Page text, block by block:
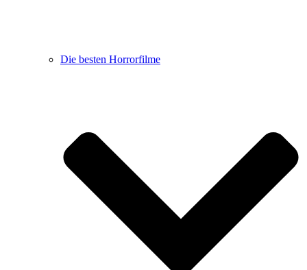
Die besten Horrorfilme